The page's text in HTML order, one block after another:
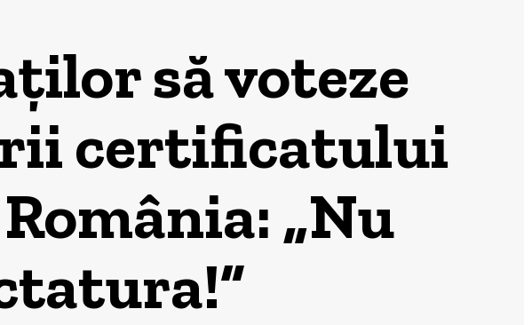
să voteze
certificatului
„Nu